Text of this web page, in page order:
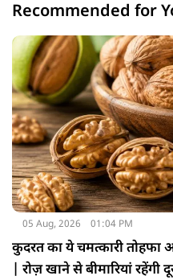
Recommended for
05 Aug, 2026 01:04 PM
कुदरत का ये चमत्कारी
| रोज़ खाने से बीमारियां रहेंगी